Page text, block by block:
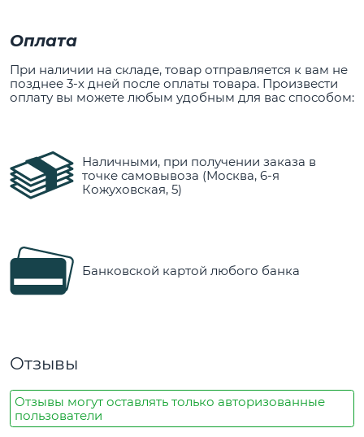
Оплата
При наличии на складе, товар отправляется к вам не
позднее 3-х дней после оплаты товара. Произвести
оплату вы можете любым удобным для вас способом:
Наличными, при получении заказа в
точке самовывоза (Москва, 6-я
Кожуховская, 5)
Банковской картой любого банка
Отзывы
Отзывы могут оставлять только авторизованные
пользователи